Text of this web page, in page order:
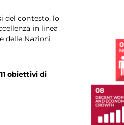
del contesto, lo
in linea
delle Nazioni
obiettivi di